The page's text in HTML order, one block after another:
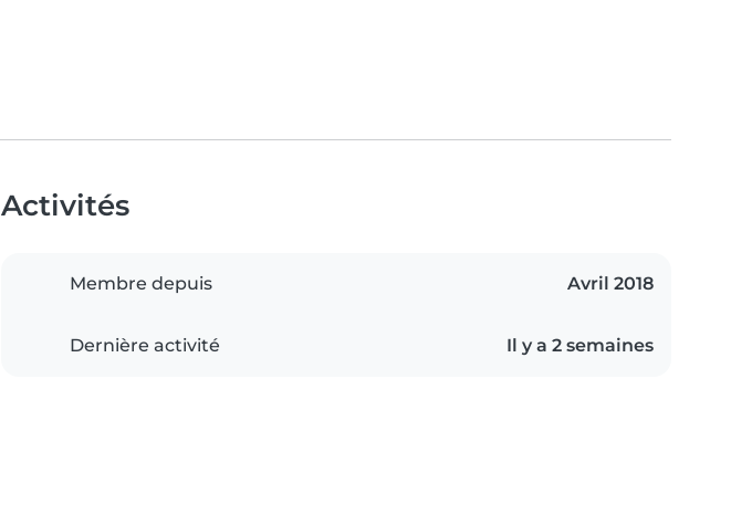
Activités
Membre depuis Avril 2018
Dernière activité Il y a 2 semaines